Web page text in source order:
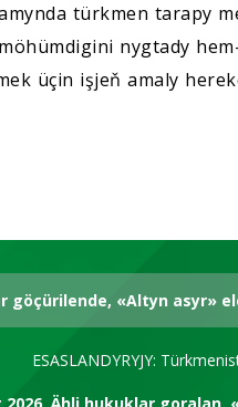
türkmen tarapy
nygtady
üçin işjeň amaly
göçürilende, «Altyn asyr»
ESASLANDYRYJY: